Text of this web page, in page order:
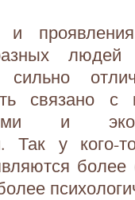
проявления
сильно
связано с
и
Так у кого-
более